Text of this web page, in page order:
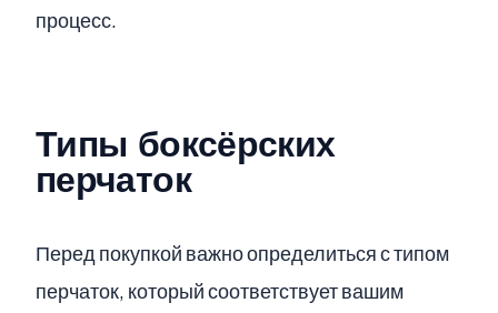
процесс.
Типы боксёрских
перчаток
Перед покупкой важно определиться с типом
перчаток, который соответствует вашим